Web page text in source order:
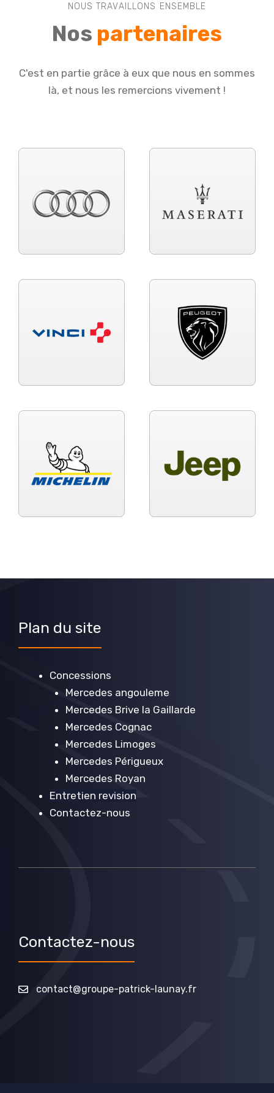
NOUS TRAVAILLONS ENSEMBLE
Nos partenaires
C'est en partie grâce à eux que nous en sommes
là, et nous les remercions vivement !
Plan du site
Concessions
Mercedes angouleme
Mercedes Brive la Gaillarde
Mercedes Cognac
Mercedes Limoges
Mercedes Périgueux
Mercedes Royan
Entretien revision
Contactez-nous
Contactez-nous
contact@groupe-patrick-launay.fr